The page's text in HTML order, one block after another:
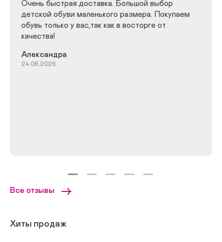
Лето Зима
Летние кроссовки
Летние туфли
Легкие кроссовки Ботинки 32 размера
Очень быстрая доставка. Большой выбор
детской обуви маленького размера. Покупаем
обувь только у вас,так как в восторге от
качества!
Александра
24.06.2026
Все отзывы
Хиты продаж